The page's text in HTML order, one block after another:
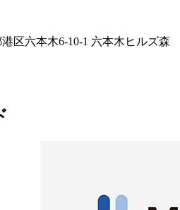
港区六本木6-10-1 六本木ヒルズ森